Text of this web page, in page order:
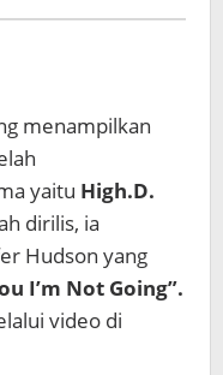
menampilkan
yaitu High.D.
dirilis, ia
Hudson yang
I’m Not Going”.
video di